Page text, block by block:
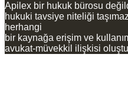
Apilex bir hukuk bürosu
hukuki tavsiye niteliği
herhangi
bir kaynağa erişim ve
avukat-müvekkil ilişkisi